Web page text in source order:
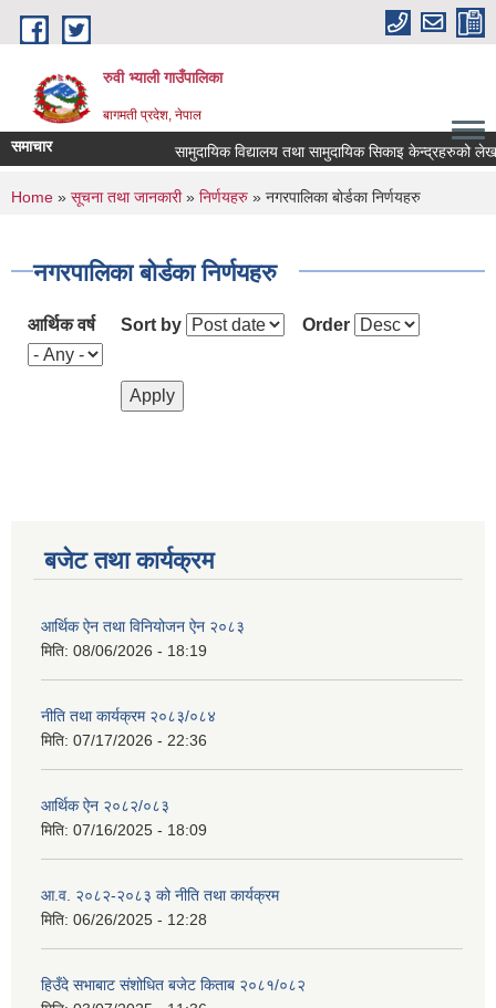
Skip to main content
रुवी भ्याली गाउँपालिका
बागमती प्रदेश, नेपाल
समाचार सामुदायिक विद्यालय तथा सामुदायिक सिकाइ
You are here
Home » सूचना तथा जानकारी» निर्णयहरु » नगरपालिका बोर्डका निर्णयहरु
नगरपालिका बोर्डका निर्णयहरु
आर्थिक वर्ष Sort by Order
बजेट तथा कार्यक्रम
आर्थिक ऐन तथा विनियोजन ऐन २०८३
मिति: 08/06/2026 - 18:19
नीति तथा कार्यक्रम २०८३/०८४
मिति: 07/17/2026 - 22:36
आर्थिक ऐन २०८२/०८३
मिति: 07/16/2025 - 18:09
आ.व. २०८२-२०८३ को नीति तथा कार्यक्रम
मिति: 06/26/2025 - 12:28
हिउँदे सभाबाट संशोधित बजेट किताब २०८१/०८२